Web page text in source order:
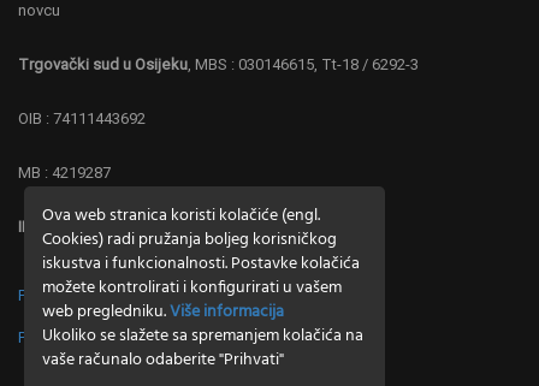
novcu
Trgovački sud u Osijeku, MBS : 030146615, Tt-18 / 6292-3
OIB : 74111443692
MB : 4219287
IBAN : HR 0323600001102677886 ZABA
Politika o postupanju s kolačićima (cookies)
Politika o zaštiti privatnosti
Ova web stranica koristi kolačiće (engl.
Cookies) radi pružanja boljeg korisničkog
iskustva i funkcionalnosti. Postavke kolačića
možete kontrolirati i konfigurirati u vašem
web pregledniku.Više informacija
Ukoliko se slažete sa spremanjem kolačića na
vaše računalo odaberite "Prihvati"